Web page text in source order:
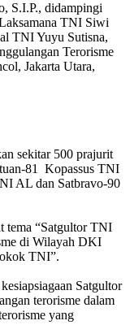
S.I.P., didampingi
TNI Siwi
TNI Yuyu Sutisna,
Terorisme
Jakarta Utara,
sekitar 500 prajurit
81 Kopassus TNI
AL dan Satbravo-90
tema “Satgultor TNI
di Wilayah DKI
TNI”.
Satgultor
terorisme dalam
yang